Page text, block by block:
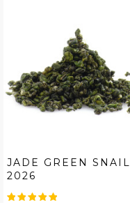
JADE GREEN SNAIL
2026